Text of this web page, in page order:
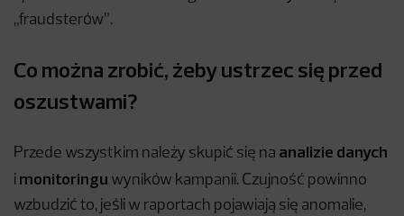
„fraudsterów”.
Co można zrobić, żeby ustrzec się przed
oszustwami?
Przede wszystkim należy skupić się na analizie danych
i monitoringu wyników kampanii. Czujność powinno
wzbudzić to, jeśli w raportach pojawiają się anomalie,